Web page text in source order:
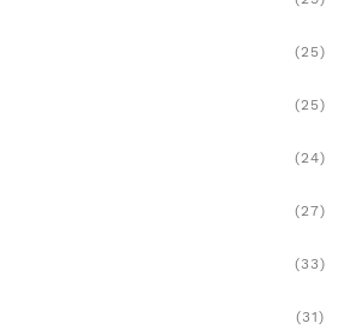
(25)
(25)
(24)
(27)
(33)
(31)